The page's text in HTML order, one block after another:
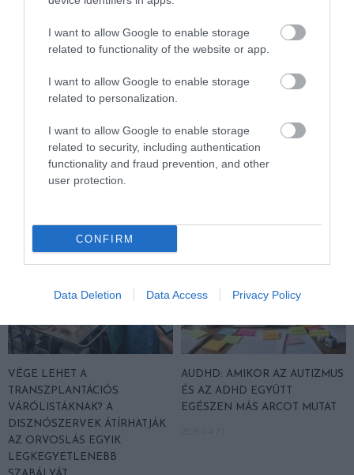
I want to allow Google to enable storage
related to functionality of the website or app.
I want to allow Google to enable storage
related to personalization.
I want to allow Google to enable storage
related to security, including authentication
functionality and fraud prevention, and other
user protection.
CONFIRM
Data Deletion Data Access Privacy Policy
DAVID ATTENBOROUGH 100
ÉVES: AZ EMBER, AKI
HOGYAN KELL NÉZNI A
TERMÉSZETET
NOBEL-DÍJAT KAPOTT EGY
2026-04-23
VÉGE LEHET A
TRANSZPLANTÁCIÓS
VÁRÓLISTÁKNAK? A
DISZNÓSZERVEK ÁTÍRHATJÁK
AZ ORVOSLÁS EGYIK
LEGKEGYETLENEBB
AUDHD: AMIKOR AZ AUTIZMUS
ÉS AZ ADHD EGYÜTT
EGÉSZEN MÁS ARCOT MUTAT